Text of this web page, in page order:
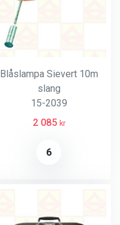
Blåslampa Sievert 10m
slang
15-2039
2 085 kr
6